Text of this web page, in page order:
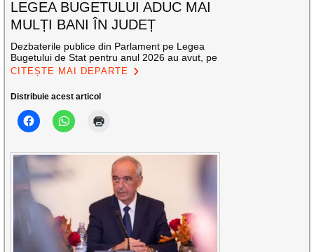
LEGEA BUGETULUI ADUC MAI
MULȚI BANI ÎN JUDEȚ
Dezbaterile publice din Parlament pe Legea
Bugetului de Stat pentru anul 2026 au avut, pe
CITEȘTE MAI DEPARTE
Distribuie acest articol